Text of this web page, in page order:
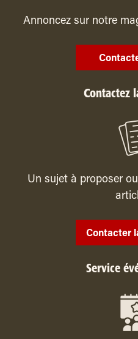
Annoncez sur notre
Contactez
Un sujet à proposer
Contacter
Service